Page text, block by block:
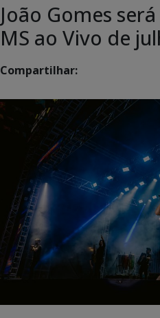
João Gomes
MS ao Vivo de
Compartilhar: